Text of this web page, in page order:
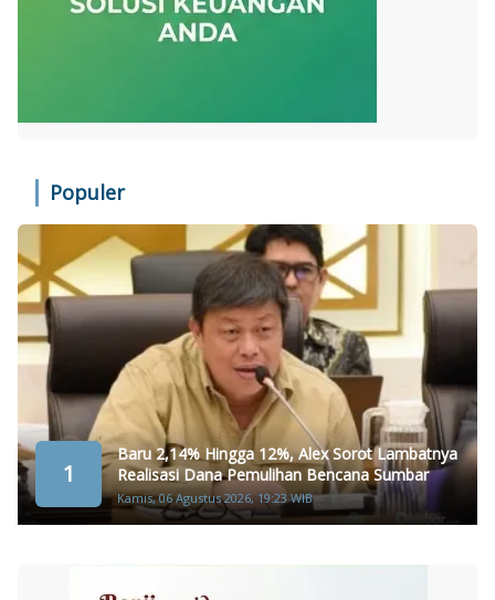
Populer
1
Baru 2,14% Hingga 12%, Alex Sorot Lambatnya
Realisasi Dana Pemulihan Bencana Sumbar
Kamis, 06 Agustus 2026, 19:23 WIB